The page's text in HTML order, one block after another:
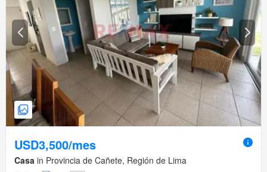
USD3,500/mes
Casa in Provincia de Cañete, Región de Lima